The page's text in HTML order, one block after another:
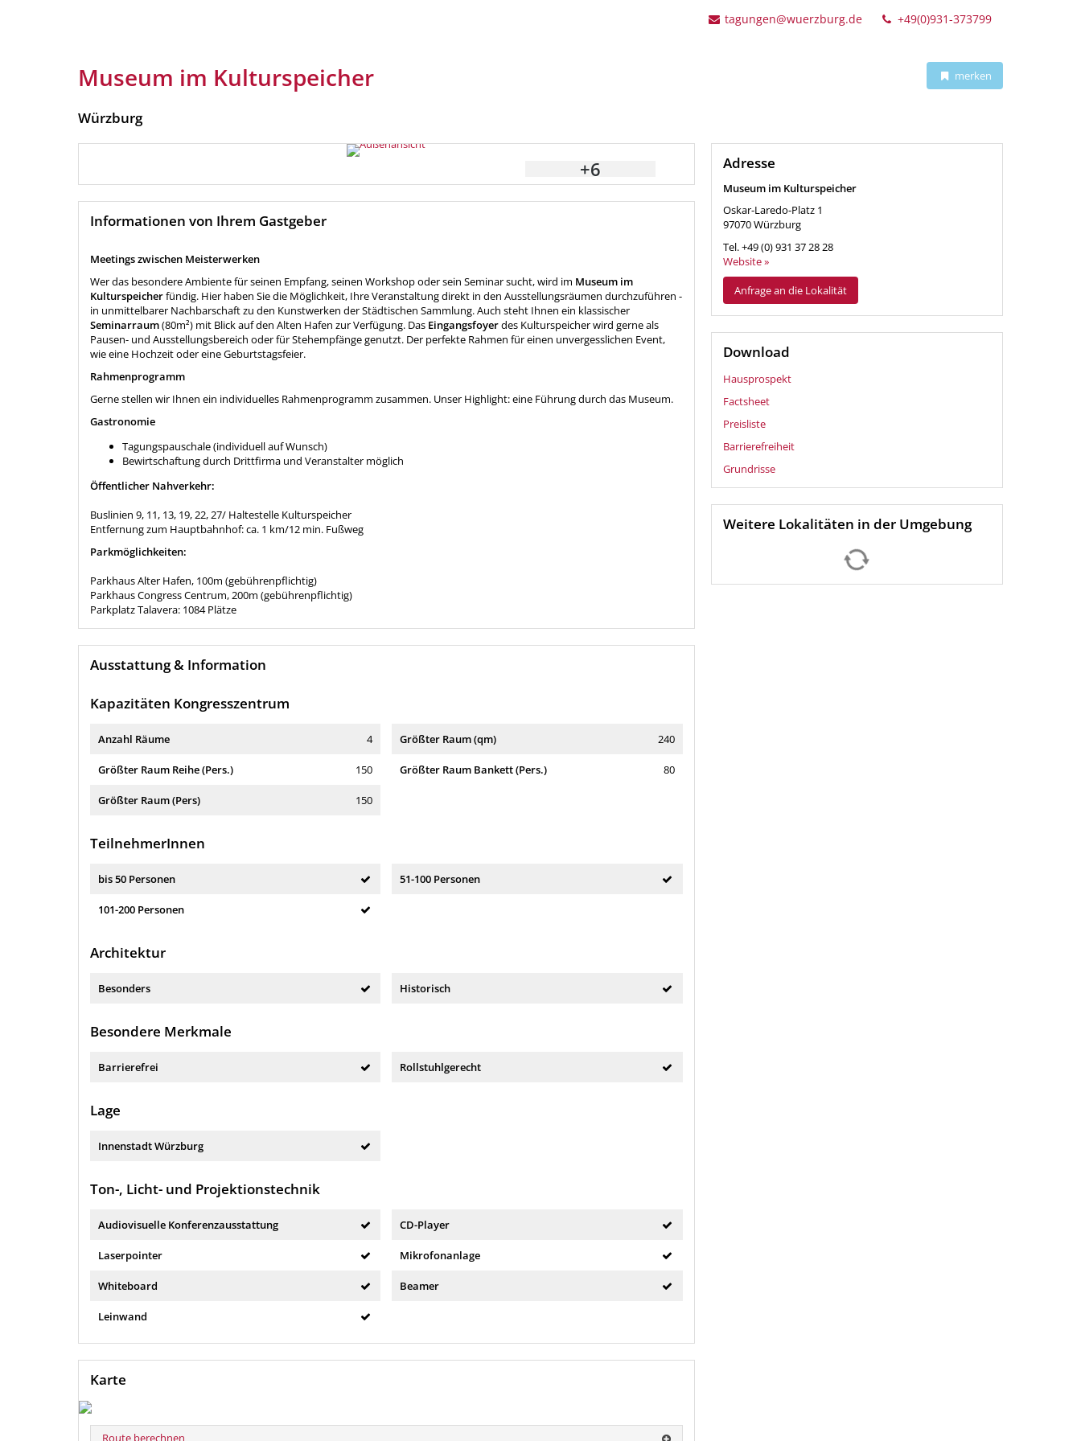
tagungen@wuerzburg.de +49(0)931-373799
Museum im Kulturspeicher merken
Würzburg
+6
Informationen von Ihrem Gastgeber
Meetings zwischen Meisterwerken
Wer das besondere Ambiente für seinen Empfang, seinen Workshop oder sein Seminar sucht, wird im Museum im
Kulturspeicherfündig. Hier haben Sie die Möglichkeit, Ihre Veranstaltung direkt in den Ausstellungsräumen durchzuführen -
in unmittelbarer Nachbarschaft zu den Kunstwerken der Städtischen Sammlung. Auch steht Ihnen ein klassischer
Seminarraum(80m²) mit Blick auf den Alten Hafen zur Verfügung. Das Eingangsfoyerdes Kulturspeicher wird gerne als
Pausen- und Ausstellungsbereich oder für Stehempfänge genutzt. Der perfekte Rahmen für einen unvergesslichen Event,
wie eine Hochzeit oder eine Geburtstagsfeier.
Rahmenprogramm
Gerne stellen wir Ihnen ein individuelles Rahmenprogramm zusammen. Unser Highlight: eine Führung durch das Museum.
Gastronomie
Tagungspauschale (individuell auf Wunsch)
Bewirtschaftung durch Drittfirma und Veranstalter möglich
Öffentlicher Nahverkehr:
Buslinien 9, 11, 13, 19, 22, 27/ Haltestelle Kulturspeicher
Entfernung zum Hauptbahnhof: ca. 1 km/12 min. Fußweg
Parkmöglichkeiten:
Parkhaus Alter Hafen, 100m (gebührenpflichtig)
Parkhaus Congress Centrum, 200m (gebührenpflichtig)
Parkplatz Talavera: 1084 Plätze
Ausstattung & Information
Kapazitäten Kongresszentrum
Anzahl Räume 4 Größter Raum (qm) 240
Größter Raum Reihe (Pers.) 150 Größter Raum Bankett (Pers.) 80
Größter Raum (Pers) 150
TeilnehmerInnen
bis 50 Personen 51-100 Personen
101-200 Personen
Architektur
Besonders Historisch
Besondere Merkmale
Barrierefrei Rollstuhlgerecht
Lage
Innenstadt Würzburg
Ton-, Licht- und Projektionstechnik
Audiovisuelle Konferenzausstattung CD-Player
Laserpointer Mikrofonanlage
Whiteboard Beamer
Leinwand
Karte
Route berechnen
Adresse
Museum im Kulturspeicher
Oskar-Laredo-Platz 1
97070Würzburg
Tel.+49 (0) 931 37 28 28
Website »
Anfrage an die Lokalität
Download
Hausprospekt
Factsheet
Preisliste
Barrierefreiheit
Grundrisse
Weitere Lokalitäten in der Umgebung